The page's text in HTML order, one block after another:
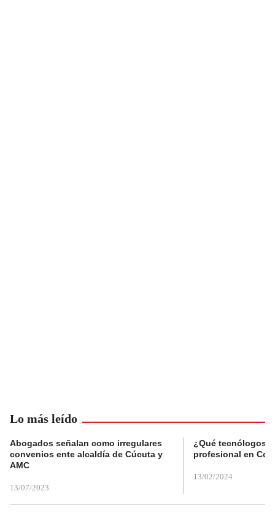
Lo más leído
Abogados señalan como irregulares
convenios ente alcaldía de Cúcuta y
AMC
13/07/2023
¿Qué tecnólogos
profesional en
13/02/2024